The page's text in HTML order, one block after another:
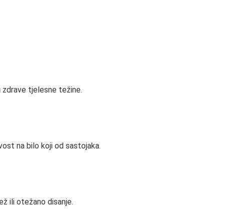
zdrave tjelesne težine.
na bilo koji od sastojaka.
ili otežano disanje.